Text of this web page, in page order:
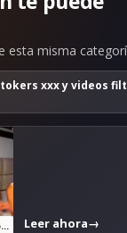
esta misma
xxx y videos
TikTok XXX , tiktokers xxx y videos filtrados completos Leer ahora→